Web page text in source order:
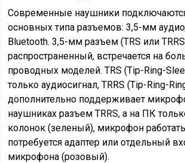
Современные наушники
основных типа разъемов: 3,5-мм
Bluetooth. 3,5-мм разъем (TRS или
распространенный, встречается на
проводных моделей. TRS (Tip-Ring-
только аудиосигнал, TRRS (Tip-Ring-
дополнительно поддерживает
наушниках разъем TRRS, а на ПК
колонок (зеленый), микрофон
потребуется адаптер или отдельный
микрофона (розовый).